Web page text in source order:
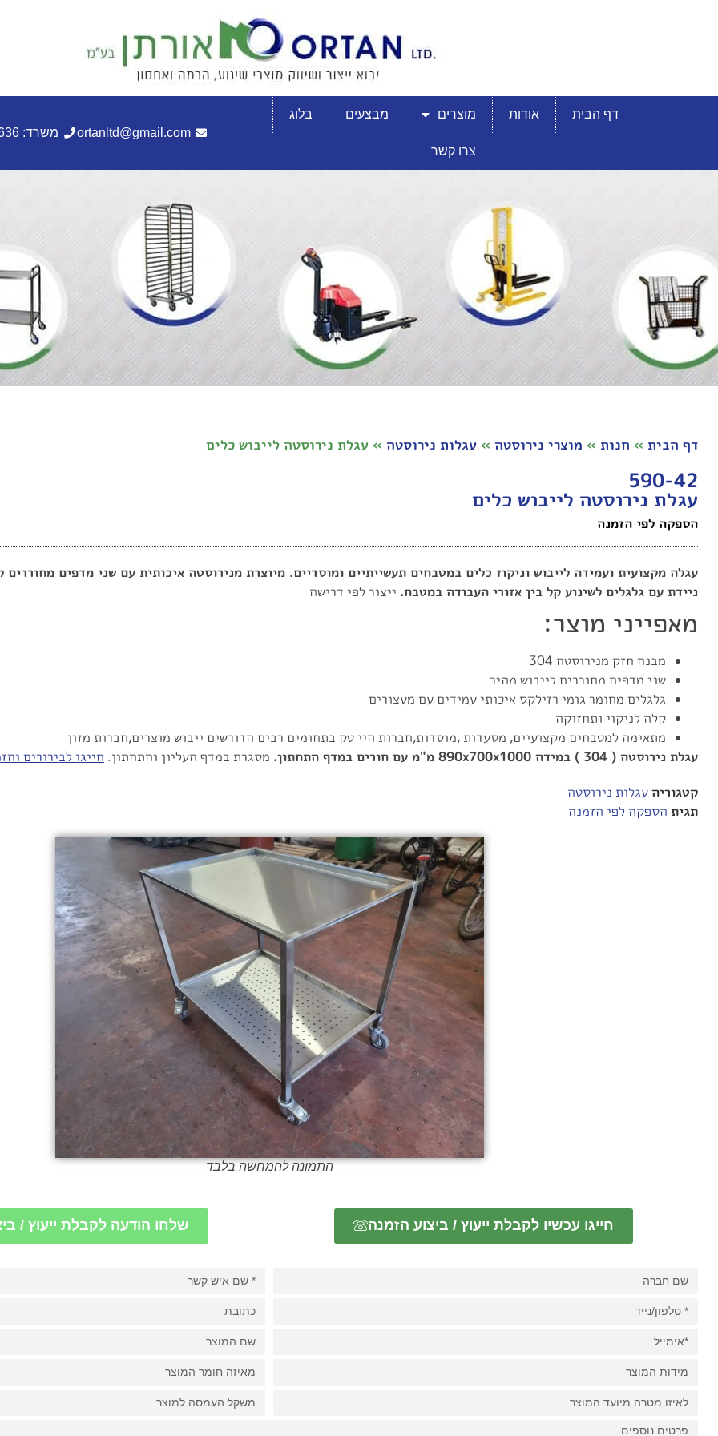
דף הבית אודות מוצרים מבצעים בלוג
צרו קשר
ortanltd@gmail.com משרד: 072-3305636
דף הבית » חנות » מוצרי נירוסטה » עגלות נירוסטה » עגלת נירוסטה לייבוש כלים
590-42
עגלת נירוסטה לייבוש כלים
הספקה לפי הזמנה
עגלה מקצועית ועמידה לייבוש וניקוז כלים במטבחים תעשייתיים ומוסדיים. מיוצרת מנירוסטה איכותית עם שני מדפים מחוררים
ניידת עם גלגלים לשינוע קל בין אזורי העבודה במטבח. ייצור לפי דרישה
מאפייני מוצר:
מבנה חזק מנירוסטה 304
שני מדפים מחוררים לייבוש מהיר
גלגלים מחומר גומי רזילקס איכותי עמידים עם מעצורים
קלה לניקוי ותחזוקה
מתאימה למטבחים מקצועיים, מסעדות ,מוסדות,חברות היי טק בתחומים רבים הדורשים ייבוש מוצרים,חברות מזון
עגלת נירוסטה ( 304 ) במידה 890x700x1000 מ"מ עם חורים במדף התחתון.
מסגרת במדף העליון והתחתון. חייגו לבירורים
קטגוריהעגלות נירוסטה
תגית הספקה לפי הזמנה
התמונה להמחשה בלבד
חייגו עכשיו לקבלת ייעוץ / ביצוע הזמנה שלחו הודעה לקבלת ייעוץ /